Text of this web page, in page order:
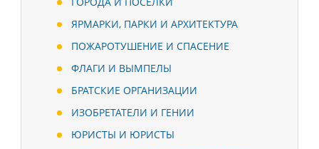
ЯРМАРКИ, ПАРКИ И АРХИТЕКТУРА
ПОЖАРОТУШЕНИЕ И СПАСЕНИЕ
ФЛАГИ И ВЫМПЕЛЫ
БРАТСКИЕ ОРГАНИЗАЦИИ
ИЗОБРЕТАТЕЛИ И ГЕНИИ
ЮРИСТЫ И ЮРИСТЫ